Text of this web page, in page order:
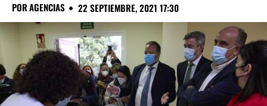
PORAGENCIAS 22 SEPTIEMBRE, 2021 17:30